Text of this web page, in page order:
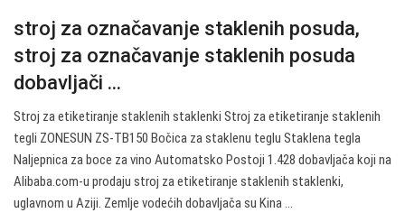
stroj za označavanje staklenih posuda,
stroj za označavanje staklenih posuda
dobavljači ...
Stroj za etiketiranje staklenih staklenki Stroj za etiketiranje staklenih
tegli ZONESUN ZS-TB150 Bočica za staklenu teglu Staklena tegla
Naljepnica za boce za vino Automatsko Postoji 1.428 dobavljača koji na
Alibaba.com-u prodaju stroj za etiketiranje staklenih staklenki,
uglavnom u Aziji. Zemlje vodećih dobavljača su Kina ...